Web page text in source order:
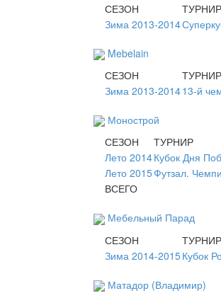
СЕЗОН
ТУРНИР
Зима 2013-2014
Mebelain
СЕЗОН
ТУРНИР
Зима 2013-201413-й
Монострой
СЕЗОН
ТУРНИР
Лето 2014Кубок Дня
Лето 2015Футзал.
ВСЕГО
Мебельный Парад
СЕЗОН
ТУРНИР
Зима 2014-2015Кубок
Матадор (Владимир)